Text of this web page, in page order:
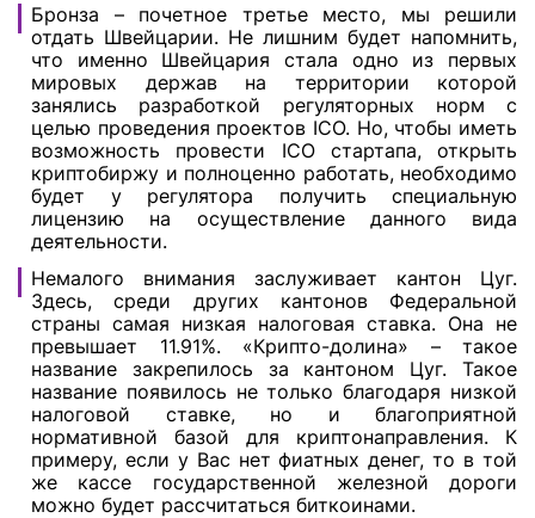
Бронза – почетное третье место, мы решили
отдать Швейцарии. Не лишним будет напомнить,
что именно Швейцария стала одно из первых
мировых держав на территории которой
занялись разработкой регуляторных норм с
целью проведения проектов ICO. Но, чтобы иметь
возможность провести ICO стартапа, открыть
криптобиржу и полноценно работать, необходимо
будет у регулятора получить специальную
лицензию на осуществление данного вида
деятельности.
Немалого внимания заслуживает кантон Цуг.
Здесь, среди других кантонов Федеральной
страны самая низкая налоговая ставка. Она не
превышает 11.91%. «Крипто-долина» – такое
название закрепилось за кантоном Цуг. Такое
название появилось не только благодаря низкой
налоговой ставке, но и благоприятной
нормативной базой для криптонаправления. К
примеру, если у Вас нет фиатных денег, то в той
же кассе государственной железной дороги
можно будет рассчитаться биткоинами.